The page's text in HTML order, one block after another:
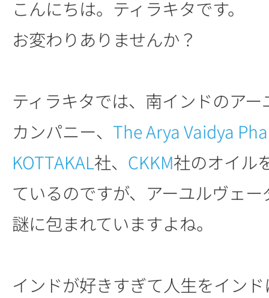
こんにちは。ティラキタです。
お変わりありませんか？
ティラキタでは、南インドのア
カンパニー、 The Arya Vaidya
KOTTAKAL社、 CKKM社のオイル
ているのですが、アーユルヴェ
謎に包まれていますよね。
インドが好きすぎて人生をイン